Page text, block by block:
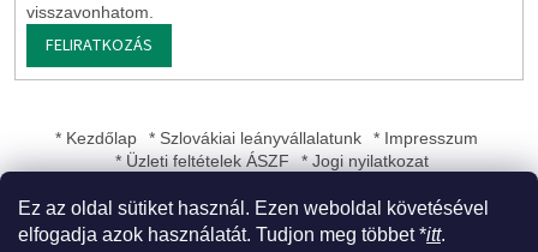
Ez az oldal sütiket használ. Ezen weboldal követésével
elfogadja azok használatát. Tudjon meg többet *itt.
visszavonhatom.
FELIRATKOZÁS
* Kezdőlap * Szlovákiai leányvállalatunk
* Impresszum
* Üzleti feltételek ÁSZF
* Jogi nyilatkozat